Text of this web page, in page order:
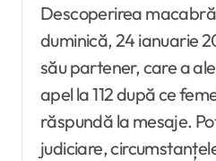
Descoperirea
duminică, 24 ianuarie
său partener, care a
apel la 112 după ce
răspundă la mesaje.
judiciare,